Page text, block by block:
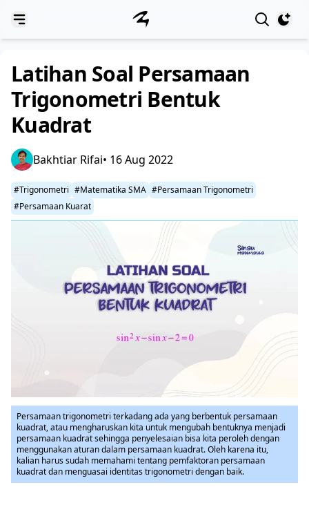
View
Latihan Soal Persamaan
Trigonometri Bentuk
Kuadrat
Bakhtiar Rifai• 16 Aug 2022
#Trigonometri #Matematika SMA #Persamaan Trigonometri
#Persamaan Kuarat
Persamaan trigonometri terkadang ada yang berbentuk persamaan
kuadrat, atau mengharuskan kita untuk mengubah bentuknya menjadi
persamaan kuadrat sehingga penyelesaian bisa kita peroleh dengan
menggunakan aturan dalam persamaan kuadrat. Oleh karena itu,
kalian harus sudah memahami tentang pemfaktoran persamaan
kuadrat dan menguasai identitas trigonometri dengan baik.